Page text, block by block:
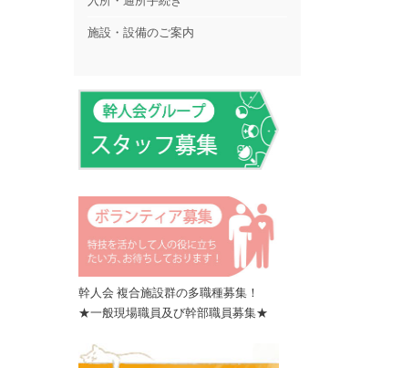
施設・設備のご案内
幹人会 複合施設群の多職種募集！
★一般現場職員及び幹部職員募集★